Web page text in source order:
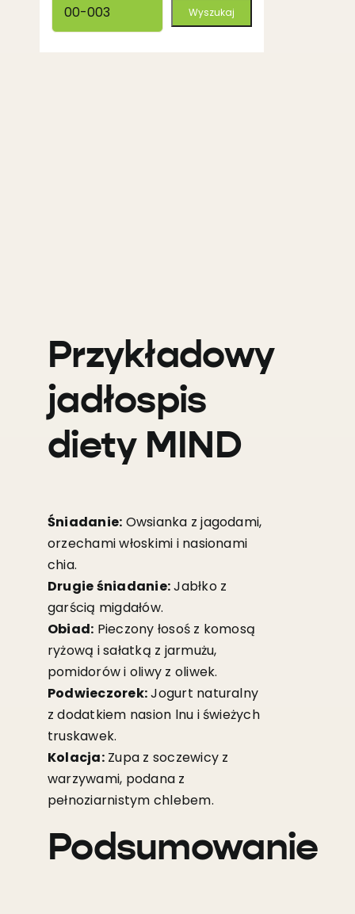
Przykładowy
jadłospis
diety MIND
Śniadanie: Owsianka z jagodami,
orzechami włoskimi i nasionami
chia.
Drugie śniadanie:Jabłko z
garścią migdałów.
Obiad: Pieczony łosoś z komosą
ryżową i sałatką z jarmużu,
pomidorów i oliwy z oliwek.
Podwieczorek:Jogurt naturalny
z dodatkiem nasion lnu i świeżych
truskawek.
Kolacja:Zupa z soczewicy z
warzywami, podana z
pełnoziarnistym chlebem.
Podsumowanie